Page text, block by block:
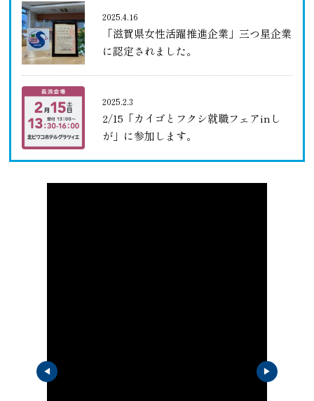
2025.4.16
「滋賀県女性活躍推進企業」三つ星企業
に認定されました。
2025.2.3
2/15「カイゴとフクシ就職フェアinし
が」に参加します。